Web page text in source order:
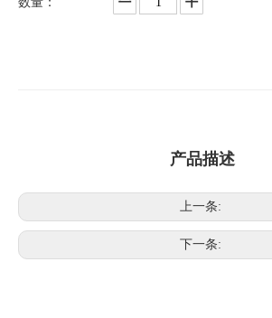
产品描述
上一条:
下一条: